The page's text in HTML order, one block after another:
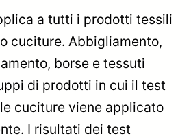
a tutti i prodotti tessili
cuciture. Abbigliamento,
borse e tessuti
di prodotti in cui il test
cuciture viene applicato
I risultati dei test